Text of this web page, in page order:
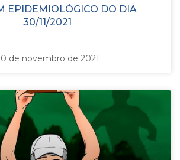
EPIDEMIOLÓGICO DO DIA
30/11/2021
de novembro de 2021